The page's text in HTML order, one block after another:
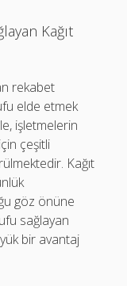
Kağıt
rekabet
elde etmek
işletmelerin
çeşitli
Kağıt
göz önüne
sağlayan
bir avantaj